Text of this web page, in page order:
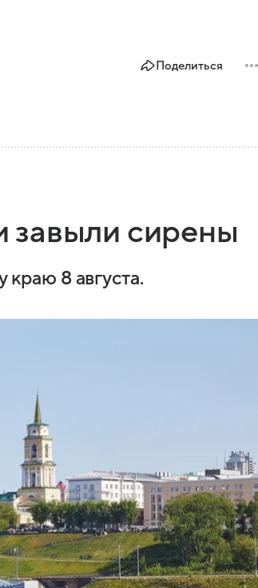
Поделиться
завыли сирены
краю 8 августа.